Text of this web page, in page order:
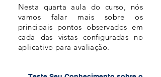
Nesta quarta aula do curso, nós
vamos falar mais sobre os
principais pontos observados em
cada das vistas configuradas no
aplicativo para avaliação.